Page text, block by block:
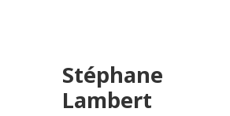
Stéphane
Lambert